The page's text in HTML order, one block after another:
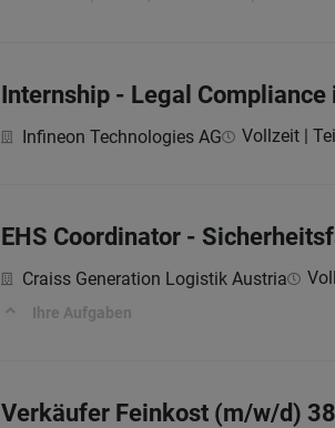
Internship - Legal
Infineon Technologies AG Vollzeit |
EHS Coordinator -
Craiss Generation Logistik Austria
Ihre Aufgaben
Verkäufer Feinkost (m/w/d)